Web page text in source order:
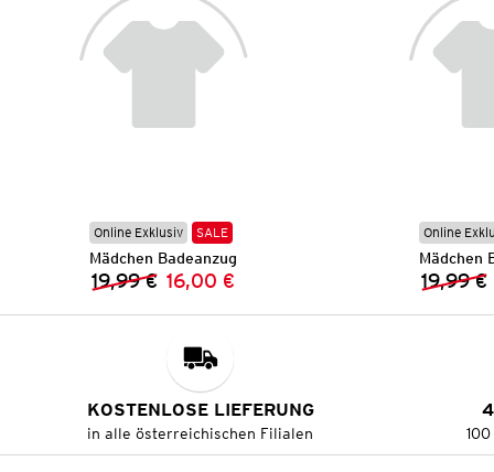
Online Exklusiv SALE
Mädchen Badeanzug
Vorheriger Preis:
19,99 € Neuer Preis:
16,00 €
Online
Mädchen
19,99 €
KOSTENLOSE LIEFERUNG
in alle österreichischen Filialen